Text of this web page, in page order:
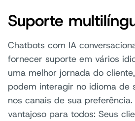
Suporte
Chatbots com IA
fornecer suporte em vários
uma melhor jornada do
podem interagir no idioma de
nos canais de sua
vantajoso para todos: Seus